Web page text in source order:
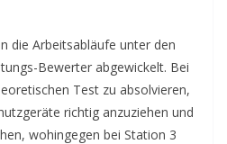
die Arbeitsabläufe unter den
Bewerter abgewickelt. Bei
Test zu absolvieren,
richtig anzuziehen und
wohingegen bei Station 3